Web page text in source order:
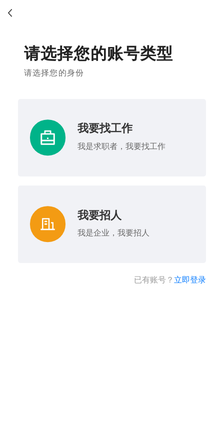
请选择您的账号类型
请选择您的身份
我要找工作
我是求职者，我要找工作
我要招人
我是企业，我要招人
已有账号？ 立即登录